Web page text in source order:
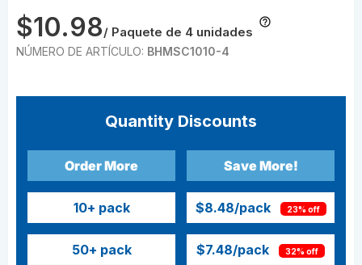
$10.98/ Paquete de 4 unidades
NÚMERO DE ARTÍCULO: BHMSC1010-4
Quantity Discounts
Order More
10+ pack
50+ pack
Save More!
$8.48/pack 23% off
$7.48/pack 32% off